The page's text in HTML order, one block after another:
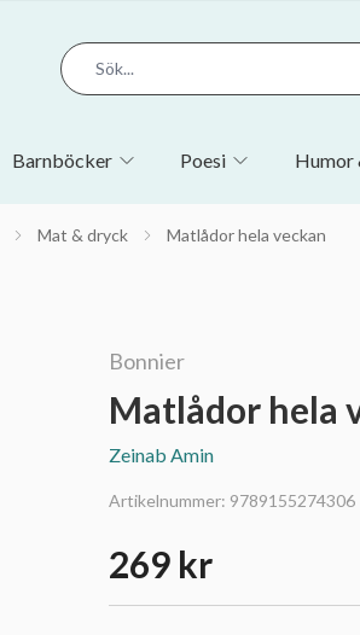
Barnböcker Poesi Humor
Mat & dryck Matlådor hela veckan
Bonnier
Matlådor hela
Zeinab Amin
Artikelnummer: 9789155274306
269 kr